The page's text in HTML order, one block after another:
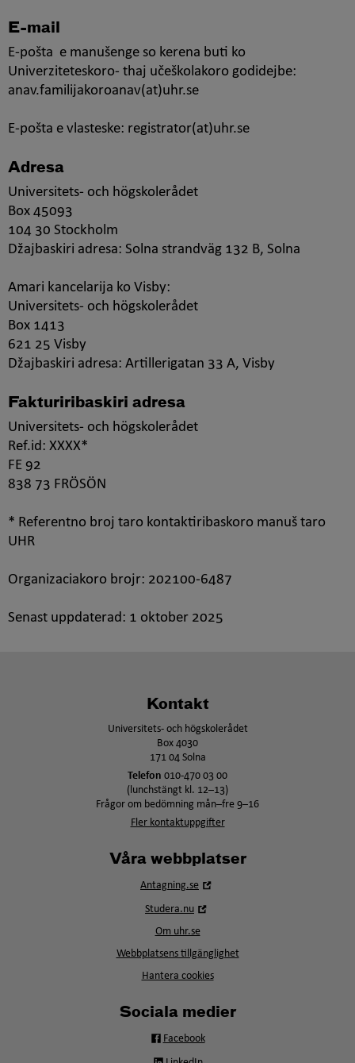
E-mail
E-pošta e manušenge so kerena buti ko
Univerziteteskoro- thaj učeškolakoro godidejbe:
anav.familijakoroanav(at)uhr.se
E-pošta e vlasteske: registrator(at)uhr.se
Adresa
Universitets- och högskolerådet
Box 45093
104 30 Stockholm
Džajbaskiri adresa: Solna strandväg 132 B, Solna
Amari kancelarija ko Visby:
Universitets- och högskolerådet
Box 1413
621 25 Visby
Džajbaskiri adresa: Artillerigatan 33 A, Visby
Fakturiribaskiri adresa
Universitets- och högskolerådet
Ref.id: XXXX*
FE 92
838 73 FRÖSÖN
* Referentno broj taro kontaktiribaskoro manuš taro
UHR
Organizaciakoro brojr: 202100-6487
Senast uppdaterad: 1 oktober 2025
Kontakt
Universitets- och högskolerådet
Box 4030
171 04 Solna
Telefon 010-470 03 00
(lunchstängt kl. 12–13)
Frågor om bedömning mån–fre 9–16
Fler kontaktuppgifter
Våra webbplatser
Antagning.se
Studera.nu
fönster
Om uhr.se
Webbplatsens tillgänglighet
Hantera cookies
Sociala medier
Facebook